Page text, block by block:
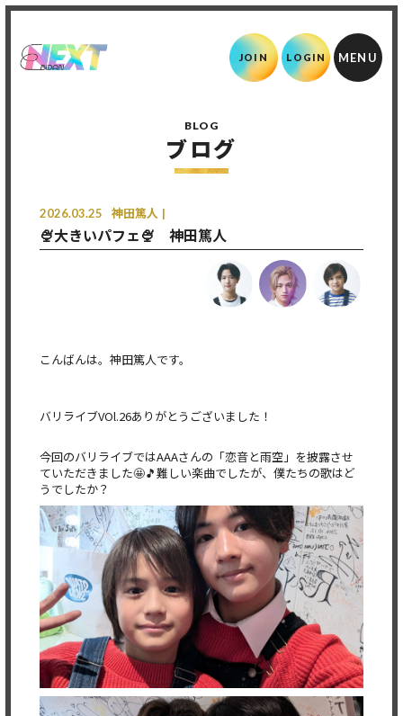
JOIN LOGIN
BLOG
ブログ
2026.03.25 神田篤人
🍨大きいパフェ🍨 神田篤人
こんばんは。神田篤人です。
バリライブVОl.26ありがとうございました！
今回のバリライブではAAAさんの「恋音と雨空」を披露させ
ていただきました🤩🎵難しい楽曲でしたが、僕たちの歌はど
うでしたか？